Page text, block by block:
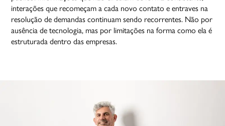
interações que recomeçam a cada novo contato e entraves na
resolução de demandas continuam sendo recorrentes. Não por
ausência de tecnologia, mas por limitações na forma como ela é
estruturada dentro das empresas.